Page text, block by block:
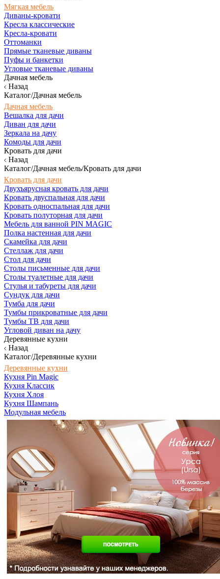
Мягкая мебель
Диваны-кровати
Кресла классические
Кресла-кровати
Оттоманки
Прямые тканевые диваны
Пуфы и банкетки
Угловые тканевые диваны
Дачная мебель
Назад
Каталог/Дачная мебель
Дачная мебель
Вешалка для дачи
Диван для дачи
Зеркала на дачу
Комоды для дачи
Кровать для дачи
Назад
Каталог/Дачная мебель/Кровать для дачи
Кровать для дачи
Двухъярусная кровать для дачи
Кровать двуспальная для дачи
Кровать односпальная для дачи
Кровать полуторная для дачи
Мебель для ванной PIN MAGIC
Полка настенная для дачи
Скамейка для дачи
Стеллаж для дачи
Стол для дачи
Столы письменные для дачи
Столы туалетные для дачи
Стулья и табуреты для дачи
Сундук для дачи
Тумба для дачи
Тумбы прикроватные для дачи
Тумбы ТВ для дачи
Угловой диван на дачу
Деревянные кухни
Назад
Каталог/Деревянные кухни
Деревянные кухни
Кухня Pin Magic
Кухня Классик
Кухня Хлоя
Кухня Шампань
Модульная мебель